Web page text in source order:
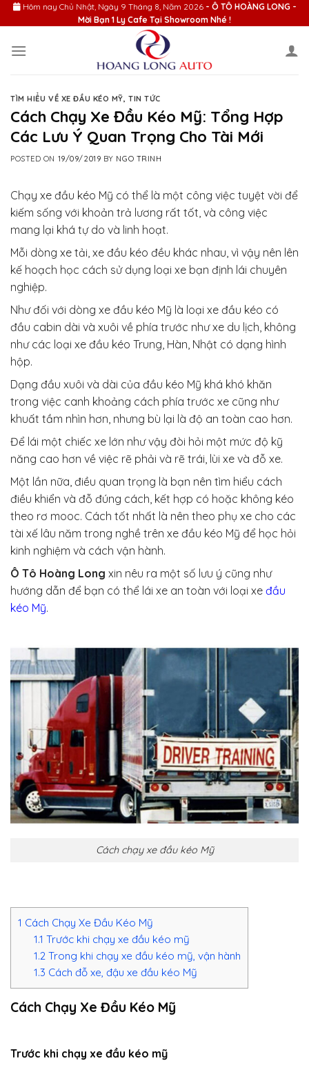
Skip
to
Hôm nay Chủ Nhật, Ngày 9 Tháng 8, Năm 2026 - Ô TÔ HOÀNG LONG -
Mời Bạn 1 Ly Cafe Tại Showroom Nhé !
TÌM HIỂU VỀ XE ĐẦU KÉO MỸ,TIN TỨC
Cách Chạy Xe Đầu Kéo Mỹ: Tổng Hợp
Các Lưu Ý Quan Trọng Cho Tài Mới
POSTED ON 19/09/2019 BY NGO TRINH
Chạy xe đầu kéo Mỹ có thể là một công việc tuyệt vời để
kiếm sống với khoản trả lương rất tốt, và công việc
mang lại khá tự do và linh hoạt.
Mỗi dòng xe tải, xe đầu kéo đều khác nhau, vì vậy nên lên
kế hoạch học cách sử dụng loại xe bạn định lái chuyên
nghiệp.
Như đối với dòng xe đầu kéo Mỹ là loại xe đầu kéo có
đầu cabin dài và xuôi về phía trước như xe du lịch, không
như các loại xe đầu kéo Trung, Hàn, Nhật có dạng hình
hộp.
Dạng đầu xuôi và dài của đầu kéo Mỹ khá khó khăn
trong việc canh khoảng cách phía trước xe cũng như
khuất tầm nhìn hơn, nhưng bù lại là độ an toàn cao hơn.
Để lái một chiếc xe lớn như vậy đòi hỏi một mức độ kỹ
năng cao hơn về việc rẽ phải và rẽ trái, lùi xe và đỗ xe.
Một lần nữa, điều quan trọng là bạn nên tìm hiểu cách
điều khiển và đỗ đúng cách, kết hợp có hoặc không kéo
theo rơ mooc. Cách tốt nhất là nên theo phụ xe cho các
tài xế lâu năm trong nghề trên xe đầu kéo Mỹ để học hỏi
kinh nghiệm và cách vận hành.
Ô Tô Hoàng Long xin nêu ra một số lưu ý cũng như
hướng dẫn để bạn có thể lái xe an toàn với loại xe đầu
kéo Mỹ.
Cách chạy xe đầu kéo Mỹ
1 Cách Chạy Xe Đầu Kéo Mỹ
1.1 Trước khi chạy xe đầu kéo mỹ
1.2 Trong khi chạy xe đầu kéo mỹ, vận hành
1.3 Cách đỗ xe, đậu xe đầu kéo Mỹ
Cách Chạy Xe Đầu Kéo Mỹ
Trước khi chạy xe đầu kéo mỹ